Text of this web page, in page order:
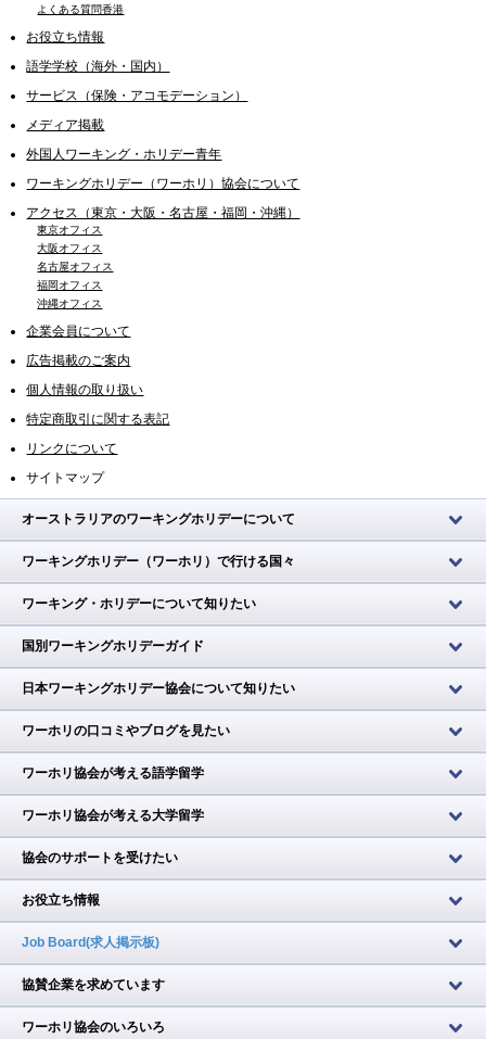
よくある質問香港
お役立ち情報
語学学校（海外・国内）
サービス（保険・アコモデーション）
メディア掲載
外国人ワーキング・ホリデー青年
ワーキングホリデー（ワーホリ）協会について
アクセス（東京・大阪・名古屋・福岡・沖縄）
東京オフィス
大阪オフィス
名古屋オフィス
福岡オフィス
沖縄オフィス
企業会員について
広告掲載のご案内
個人情報の取り扱い
特定商取引に関する表記
リンクについて
サイトマップ
オーストラリアのワーキングホリデーについて
ワーキングホリデー（ワーホリ）で行ける国々
ワーキング・ホリデーについて知りたい
国別ワーキングホリデーガイド
日本ワーキングホリデー協会について知りたい
ワーホリの口コミやブログを見たい
ワーホリ協会が考える語学留学
ワーホリ協会が考える大学留学
協会のサポートを受けたい
お役立ち情報
Job Board(求人掲示板)
協賛企業を求めています
ワーホリ協会のいろいろ